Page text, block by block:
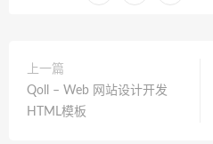
上一篇
Qoll – Web 网站设计开发
HTML模板